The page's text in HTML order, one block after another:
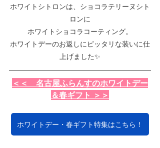
ホワイトシトロンは、ショコラテリーヌシト
ロンに
ホワイトショコラコーティング。
ホワイトデーのお返しにピッタリな装いに仕
上げました✨
＜＜　名古屋ふらんすのホワイトデー
＆春ギフト ＞＞
ホワイトデー・春ギフト特集はこちら！